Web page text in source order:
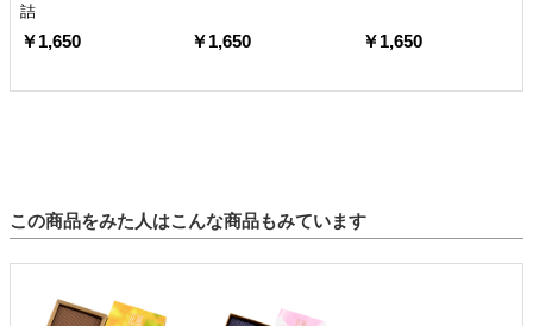
詰
￥1,650 ￥1,650 ￥1,650
この商品をみた人はこんな商品もみています